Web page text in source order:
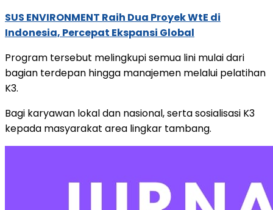
SUS ENVIRONMENT Raih Dua Proyek WtE di
Indonesia, Percepat Ekspansi Global
Program tersebut melingkupi semua lini mulai dari
bagian terdepan hingga manajemen melalui pelatihan
K3.
Bagi karyawan lokal dan nasional, serta sosialisasi K3
kepada masyarakat area lingkar tambang.